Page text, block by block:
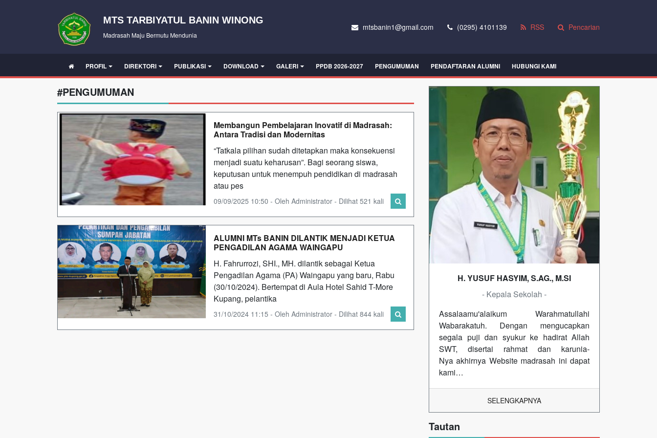
MTS TARBIYATUL BANIN WINONG
Madrasah Maju Bermutu Mendunia
mtsbanin1@gmail.com (0295) 4101139 RSS Pencarian
PROFIL DIREKTORI PUBLIKASI DOWNLOAD GALERI PPDB 2026-2027 PENGUMUMAN PENDAFTARAN ALUMNI HUBUNGI KAMI
#PENGUMUMAN
Membangun Pembelajaran Inovatif di Madrasah:
Antara Tradisi dan Modernitas
“Tatkala pilihan sudah ditetapkan maka konsekuensi
menjadi suatu keharusan”. Bagi seorang siswa,
keputusan untuk menempuh pendidikan di madrasah
atau pes
09/09/2025 10:50 - Oleh Administrator - Dilihat 521 kali
ALUMNI MTs BANIN DILANTIK MENJADI KETUA
PENGADILAN AGAMA WAINGAPU
H. Fahrurrozi, SHI., MH. dilantik sebagai Ketua
Pengadilan Agama (PA) Waingapu yang baru, Rabu
(30/10/2024). Bertempat di Aula Hotel Sahid T-More
Kupang, pelantika
31/10/2024 11:15 - Oleh Administrator - Dilihat 844 kali
H. YUSUF HASYIM, S.AG., M.SI
- Kepala Sekolah -
Assalaamu'alaikum Warahmatullahi
Wabarakatuh. Dengan mengucapkan
segala puji dan syukur ke hadirat Allah
SWT, disertai rahmat dan karunia-
Nya akhirnya Website madrasah ini dapat
kami…
SELENGKAPNYA
Tautan